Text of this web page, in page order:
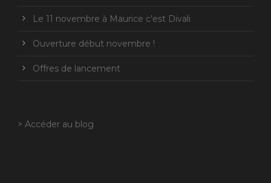
Le 11 novembre à Maurice c’est Divali
Ouverture début novembre !
Offres de lancement
> Accéder au blog